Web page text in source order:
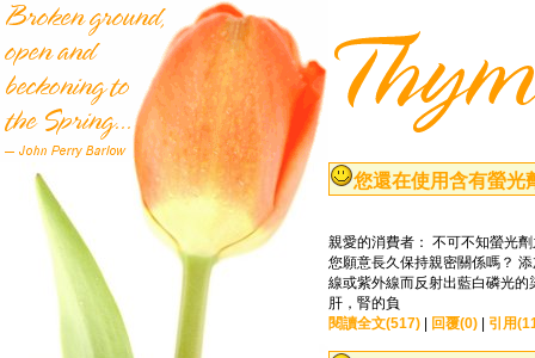
您還在使用含有螢光
親愛的消費者： 不可不知螢光
您願意長久保持親密關係嗎？
線或紫外線而反射出藍白磷光
肝，腎的負
閱讀全文(517)
回覆(0) 引用